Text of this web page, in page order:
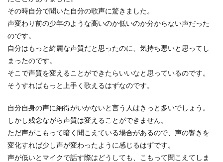
スーパー銭湯の流行もあり、サウナがあれば必ず
入るという人も多いでしょう。しかし、入る時の
砂浜にいるカニの捕まえ方！逃げ足の
速いスナガニの捕獲方法
砂浜にいる小さなカニの捕まえ方について知りた
いという人もいますよね。砂浜にいるカニはスナ
ガニという名...
その時自分で聞いた自分の歌声に驚きました。
声変わり前の少年のような高いのか低いのか分からない声だった
のです。
自分はもっと綺麗な声質だと思ったのに、気持ち悪いと思ってし
まったのです。
そこで声質を変えることができたらいいなと思っているのです。
そうすればもっと上手く歌えるはずなのです。
自分自身の声に納得がいかないと言う人はきっと多いでしょう。
しかし残念ながら声質は変えることができません。
ただ声がこもって暗く聞こえている場合があるので、声の響きを
変化すれば少し声が変わったように感じるはずです。
声が低いとマイクで話す際はどうしても、こもって聞こえてしま